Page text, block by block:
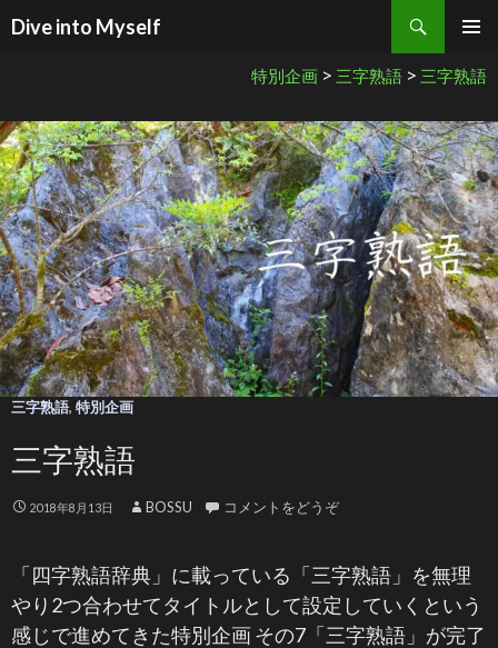
Dive into Myself
検索
特別企画 > 三字熟語 > 三字熟語
三字熟語, 特別企画
三字熟語
2018年8月13日 BOSSU コメントをどうぞ
「四字熟語辞典」に載っている「三字熟語」を無理
やり2つ合わせてタイトルとして設定していくという
感じで進めてきた特別企画 その7「三字熟語」が完了